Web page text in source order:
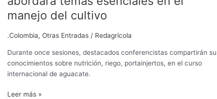
manejo del cultivo
.Colombia, Otras Entradas / Redagrícola
Durante once sesiones, destacados conferencistas compartirán
conocimientos sobre nutrición, riego, portainjertos, en el curso
internacional de aguacate.
curso
internacional
temas
esenciales
el
del
Leer más »